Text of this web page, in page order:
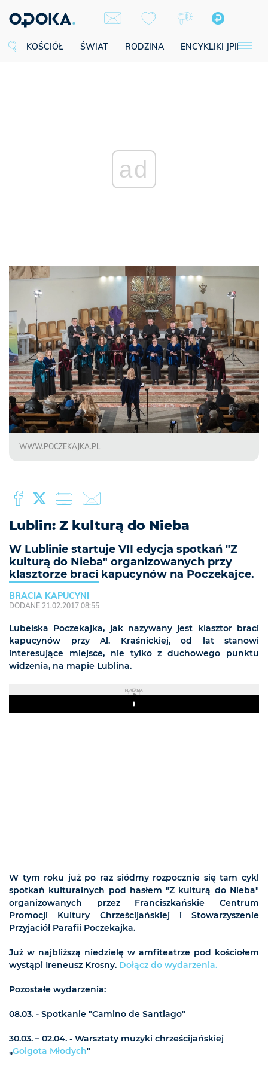
KOŚCIÓŁ ŚWIAT RODZINA ENCYKLIKI JPII
ad
WWW.POCZEKAJKA.PL
Lublin: Z kulturą do Nieba
W Lublinie startuje VII edycja spotkań "Z
kulturą do Nieba" organizowanych przy
klasztorze braci kapucynów na Poczekajce.
BRACIA KAPUCYNI
DODANE 21.02.2017 08:55
Lubelska Poczekajka, jak nazywany jest klasztor braci
kapucynów przy Al. Kraśnickiej, od lat stanowi
interesujące miejsce, nie tylko z duchowego punktu
widzenia, na mapie Lublina.
REKLAMA
Play
W tym roku już po raz siódmy rozpocznie się tam cykl
spotkań kulturalnych pod hasłem "Z kulturą do Nieba"
organizowanych przez Franciszkańskie Centrum
Promocji Kultury Chrześcijańskiej i Stowarzyszenie
Przyjaciół Parafii Poczekajka.
Już w najbliższą niedzielę w amfiteatrze pod kościołem
wystąpi Ireneusz Krosny. Dołącz do wydarzenia.
Pozostałe wydarzenia:
08.03. - Spotkanie "Camino de Santiago"
30.03. – 02.04. - Warsztaty muzyki chrześcijańskiej
„Golgota Młodych"